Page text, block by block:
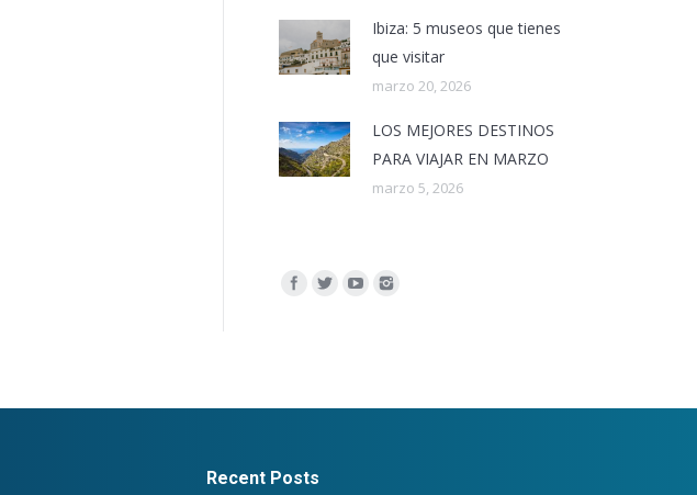
Ibiza: 5 museos que tienes
que visitar
marzo 20, 2026
LOS MEJORES DESTINOS
PARA VIAJAR EN MARZO
marzo 5, 2026
Encuéntranos en:
Recent Posts